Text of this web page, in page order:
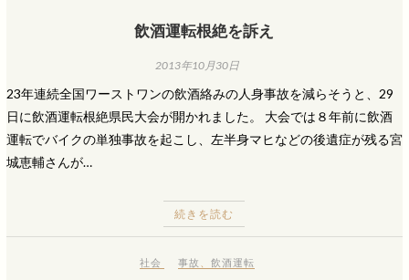
飲酒運転根絶を訴え
2013年10月30日
23年連続全国ワーストワンの飲酒絡みの人身事故を減らそうと、29
日に飲酒運転根絶県民大会が開かれました。 大会では８年前に飲酒
運転でバイクの単独事故を起こし、左半身マヒなどの後遺症が残る宮
城恵輔さんが…
続きを読む
社会 事故 、飲酒運転